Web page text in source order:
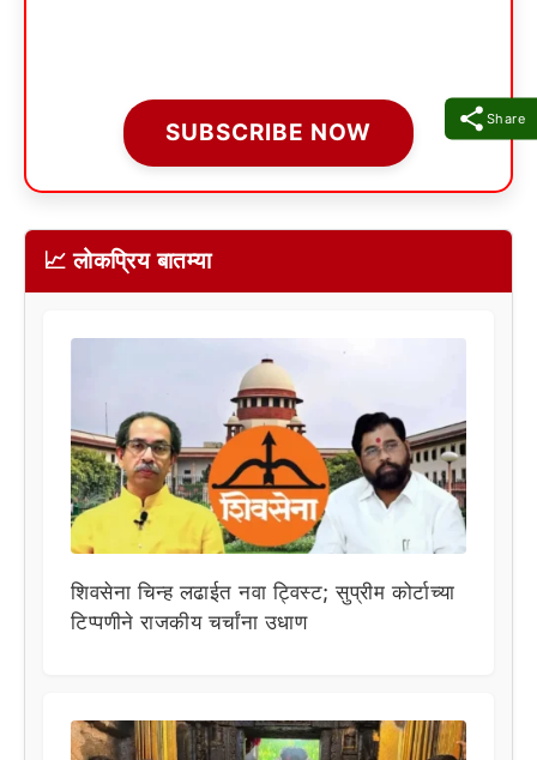
Share
SUBSCRIBE NOW
📈 लोकप्रिय बातम्या
शिवसेना चिन्ह लढाईत नवा ट्विस्ट; सुप्रीम कोर्टाच्या
टिप्पणीने राजकीय चर्चांना उधाण